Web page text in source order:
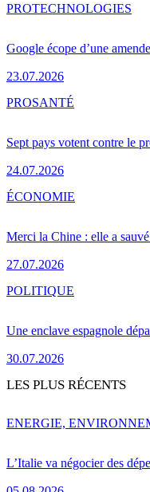
Google écope d’une
23.07.2026
PROTECHNOLOGIES
Sept pays votent contre le
24.07.2026
PROSANTÉ
Merci la Chine : elle a
27.07.2026
ÉCONOMIE
Une enclave espagnole
30.07.2026
POLITIQUE
LES PLUS RÉCENTS
L’Italie va négocier des
ENERGIE,